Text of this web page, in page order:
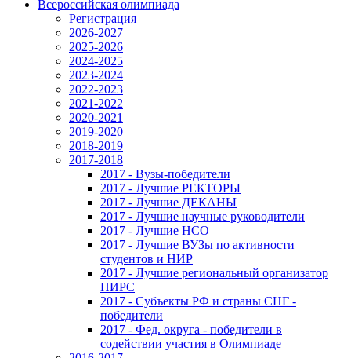
Всероссийская олимпиада
Регистрация
2026-2027
2025-2026
2024-2025
2023-2024
2022-2023
2021-2022
2020-2021
2019-2020
2018-2019
2017-2018
2017 - Вузы-победители
2017 - Лучшие РЕКТОРЫ
2017 - Лучшие ДЕКАНЫ
2017 - Лучшие научные руководители
2017 - Лучшие НСО
2017 - Лучшие ВУЗы по активности
студентов и НИР
2017 - Лучшие региональный организатор
НИРС
2017 - Субъекты РФ и страны СНГ -
победители
2017 - Фед. округа - победители в
содействии участия в Олимпиаде